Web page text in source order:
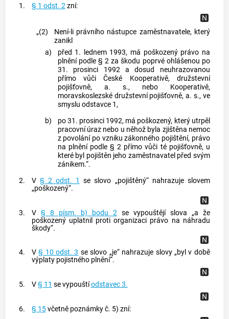
1.
§ 1 odst. 2zní:
„(2)
Není-li právního nástupce zaměstnavatele, který
zanikl
a)
před 1. lednem 1993, má poškozený právo na
plnění podle § 2 za škodu poprvé ohlášenou po
31. prosinci 1992 a dosud neuhrazovanou
přímo vůči České Kooperativě, družstevní
pojišťovně, a. s., nebo Kooperativě,
moravskoslezské družstevní pojišťovně, a. s., ve
smyslu odstavce 1,
b)
po 31. prosinci 1992, má poškozený, který utrpěl
pracovní úraz nebo u něhož byla zjištěna nemoc
z povolání po vzniku zákonného pojištění, právo
na plnění podle § 2 přímo vůči té pojišťovně, u
které byl pojištěn jeho zaměstnavatel před svým
zánikem.“.
2.
V § 2 odst. 1 se slovo „pojištěný“ nahrazuje slovem
„poškozený“.
3. V § 8 písm. b) bodu 2se vypouštějí slova „a že
poškozený uplatnil proti organizaci právo na náhradu
škody“.
4. V§ 10 odst. 3 se slovo „je“ nahrazuje slovy „byl v době
výplaty pojistného plnění“.
5. V§ 11 se vypouštíodstavec 3.
6. § 15včetně poznámky č. 5) zní: